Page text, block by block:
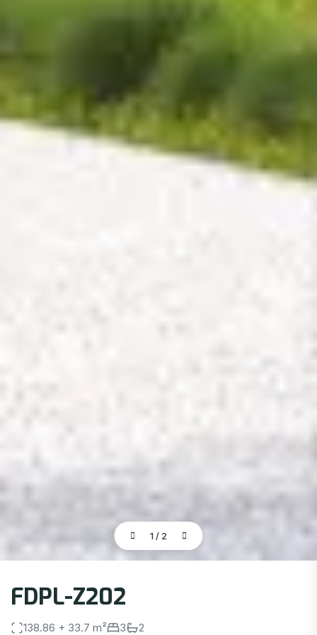
1 / 2
FDPL-Z202
138.86 + 33.7 m² 3 2